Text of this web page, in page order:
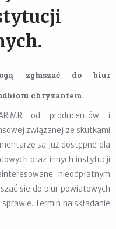
zgłaszać do biur
chryzantem.
od producentów i
związanej ze skutkami
są już dostępne dla
oraz innych instytucji
nieodpłatnym
się do biur powiatowych
Termin na składanie